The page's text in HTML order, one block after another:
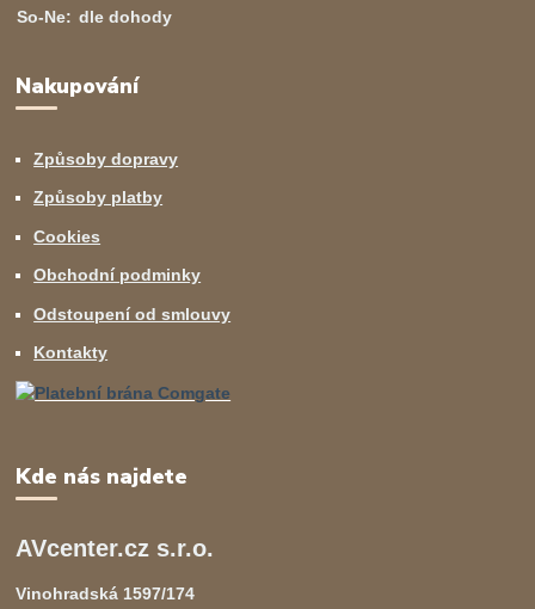
So-Ne: dle dohody
Nakupování
Způsoby dopravy
Způsoby platby
Cookies
Obchodní podminky
Odstoupení od smlouvy
Kontakty
Kde nás najdete
AVcenter.cz s.r.o.
Vinohradská 1597/174